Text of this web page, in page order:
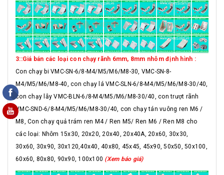
3::Giá bán các loại con chạy rãnh 6mm, 8mm nhôm định hình :
Con chạy bi VMC-SN-6/8-M4/M5/M6/M8-30, VMC-SN-8-
M4/M5/M6/M8-40, con chạy lá VMC-SLN-6/8-M4/M5/M6/M8-30/40,
con chạy lẫy VMC-BLN-6/8-M4/M5/M6/M8-30/40, con trượt rãnh
VMC-SND-6/8-M4/M5/M6/M8-30/40, con chạy tán vuông ren M6 /
M8, Con chạy quả trám ren M4 / Ren M5/ Ren M6 / Ren M8 cho
các loại: Nhôm 15x30, 20x20, 20x40, 20x40A, 20x60, 30x30,
30x60, 30x90, 30x120,40x40, 40x80, 45x45, 45x90, 50x50, 50x100,
60x60, 80x80, 90x90, 100x100 (Xem báo giá)